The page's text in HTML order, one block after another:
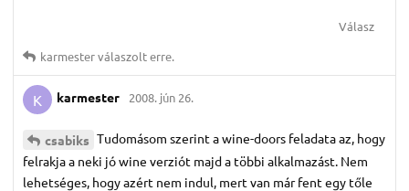
Válasz
karmesterválaszolt erre.
K karmester 2008. jún 26.
csabiks Tudomásom szerint a wine-doors feladata az, hogy
felrakja a neki jó wine verziót majd a többi alkalmazást. Nem
lehetséges, hogy azért nem indul, mert van már fent egy tőle